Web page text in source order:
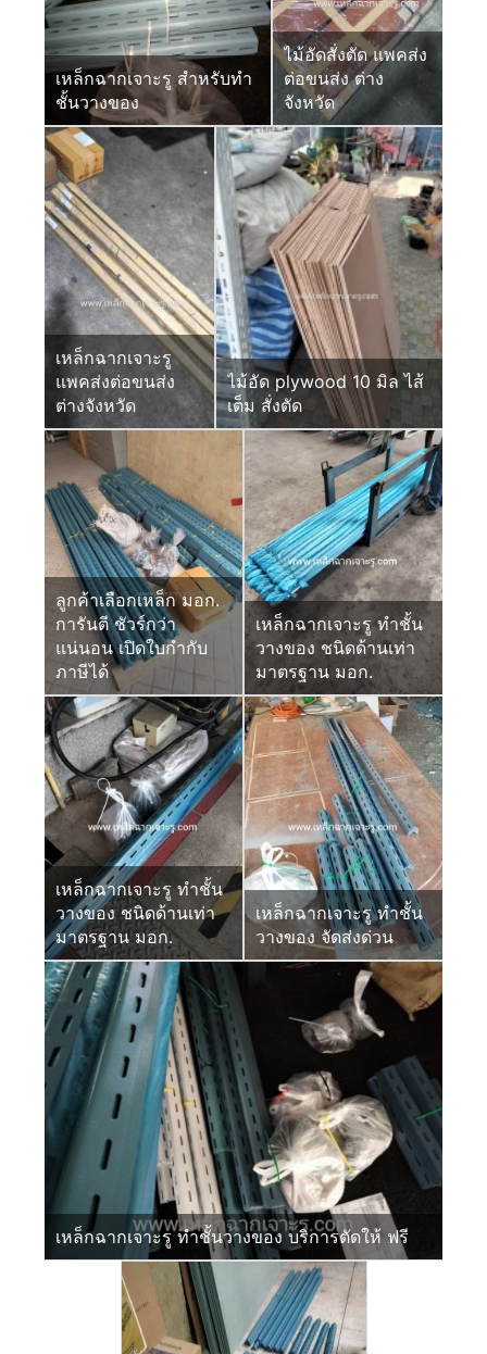
เหล็กฉากเจาะรู สำหรับทำ
ชั้นวางของ
ไม้อัดสั่งตัด แพคส่ง
ต่อขนส่ง ต่าง
จังหวัด
เหล็กฉากเจาะรู
แพคส่งต่อขนส่ง
ต่างจังหวัด
ไม้อัด plywood 10 มิล ไส้
เต็ม สั่งตัด
ลูกค้าเลือกเหล็ก มอก.
การันตี ชัวร์กว่า
แน่นอน เปิดใบกำกับ
ภาษีได้
เหล็กฉากเจาะรู ทำชั้น
วางของ ชนิดด้านเท่า
มาตรฐาน มอก.
เหล็กฉากเจาะรู ทำชั้น
วางของ ชนิดด้านเท่า
มาตรฐาน มอก.
เหล็กฉากเจาะรู ทำชั้น
วางของ จัดส่งด่วน
เหล็กฉากเจาะรู ทำชั้นวางของ บริการตัดให้ ฟรี